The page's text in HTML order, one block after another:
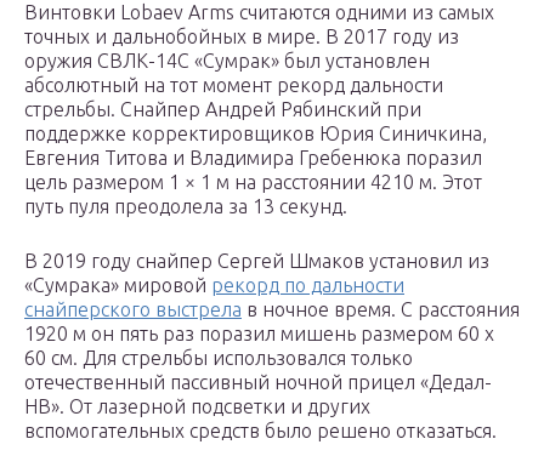
Винтовки Lobaev Arms считаются одними из самых
точных и дальнобойных в мире. В 2017 году из
оружия СВЛК-14С «Сумрак» был установлен
абсолютный на тот момент рекорд дальности
стрельбы. Снайпер Андрей Рябинский при
поддержке корректировщиков Юрия Синичкина,
Евгения Титова и Владимира Гребенюка поразил
цель размером 1 × 1 м на расстоянии 4210 м. Этот
путь пуля преодолела за 13 секунд.
В 2019 году снайпер Сергей Шмаков установил из
«Сумрака» мировой рекорд по дальности
снайперского выстрела в ночное время. С расстояния
1920 м он пять раз поразил мишень размером 60 х
60 см. Для стрельбы использовался только
отечественный пассивный ночной прицел «Дедал-
НВ». От лазерной подсветки и других
вспомогательных средств было решено отказаться.